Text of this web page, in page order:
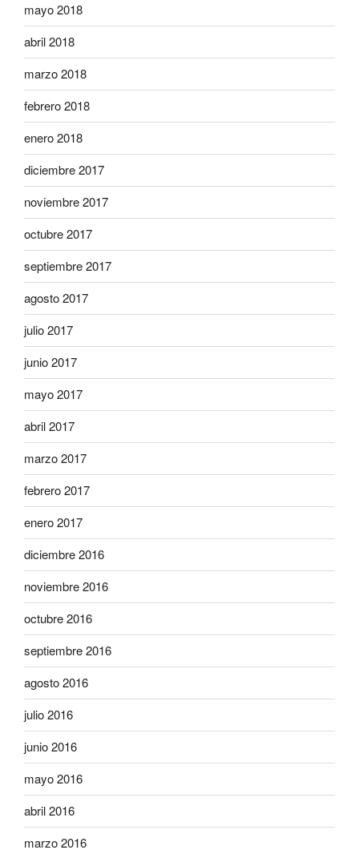
mayo 2018
abril 2018
marzo 2018
febrero 2018
enero 2018
diciembre 2017
noviembre 2017
octubre 2017
septiembre 2017
agosto 2017
julio 2017
junio 2017
mayo 2017
abril 2017
marzo 2017
febrero 2017
enero 2017
diciembre 2016
noviembre 2016
octubre 2016
septiembre 2016
agosto 2016
julio 2016
junio 2016
mayo 2016
abril 2016
marzo 2016